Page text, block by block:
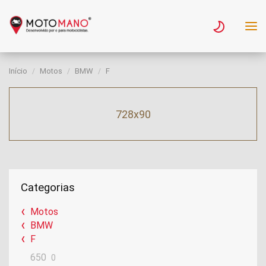
Início Motos BMW F
728x90
Categorias
Motos
BMW
F
650
0